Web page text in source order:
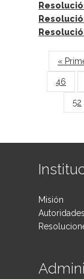
«
46
52
Misión
Autoridades